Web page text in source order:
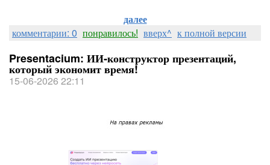
далее
комментарии: 0 понравилось! вверх^ к полной версии
Presentacium: ИИ‑конструктор презентаций,
который экономит время!
15-06-2026 22:11